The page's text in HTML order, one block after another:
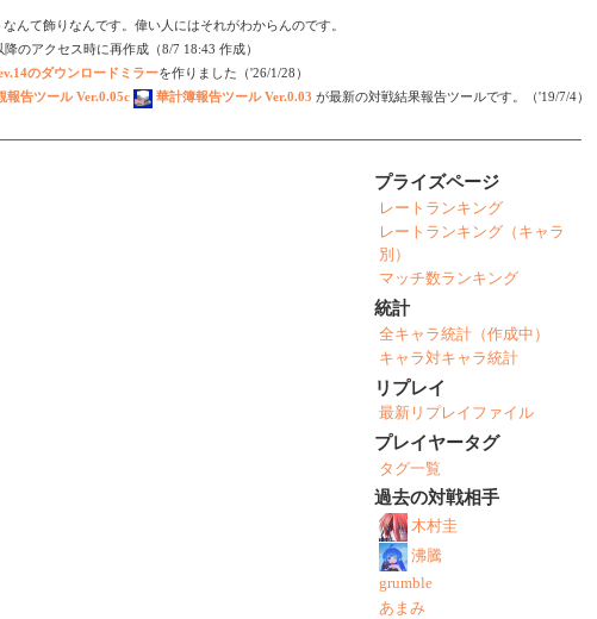
なんて飾りなんです。偉い人にはそれがわからんのです。
降のアクセス時に再作成（8/7 18:43 作成）
のダウンロードミラーを作りました（'26/1/28）
報告ツール Ver.0.05c
華計簿報告ツール Ver.0.03 が最新の対戦結果報告ツールです。（'19/7/4）
プライズページ
レートランキング
レートランキング（キャラ
別）
マッチ数ランキング
統計
全キャラ統計（作成中）
キャラ対キャラ統計
リプレイ
最新リプレイファイル
プレイヤータグ
タグ一覧
過去の対戦相手
木村圭
沸騰
grumble
あまみ